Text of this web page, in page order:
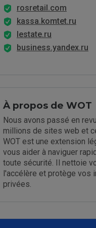
rosretail.com
kassa.komtet.ru
lestate.ru
business.yandex.ru
À propos de WOT
Nous avons passé en
millions de sites web et
WOT est une extension
vous aider à naviguer
toute sécurité. Il nettoie
l'accélère et protège vos
privées.